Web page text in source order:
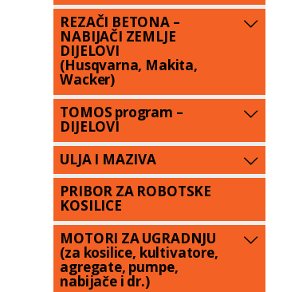
REZAČI BETONA –
NABIJAČI ZEMLJE
DIJELOVI
(Husqvarna, Makita,
Wacker)
TOMOS program –
DIJELOVI
ULJA I MAZIVA
PRIBOR ZA ROBOTSKE
KOSILICE
MOTORI ZA UGRADNJU
(za kosilice, kultivatore,
agregate, pumpe,
nabijače i dr.)